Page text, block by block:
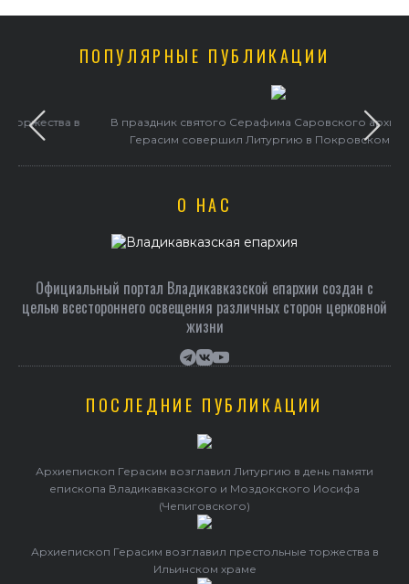
ПОПУЛЯРНЫЕ ПУБЛИКАЦИИ
В праздник святого Серафима Саровского архиепископ
Герасим совершил Литургию в Покровском храме
О НАС
Официальный портал Владикавказской епархии создан c
целью всестороннего освещения различных сторон церковной
жизни
ПОСЛЕДНИЕ ПУБЛИКАЦИИ
Архиепископ Герасим возглавил Литургию в день памяти
епископа Владикавказского и Моздокского Иосифа
(Чепиговского)
Архиепископ Герасим возглавил престольные торжества в
Ильинском храме